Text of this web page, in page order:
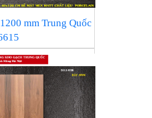
mm Trung Quốc